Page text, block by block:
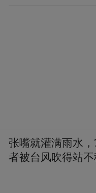
张嘴就灌满雨水
者被台风吹得站不